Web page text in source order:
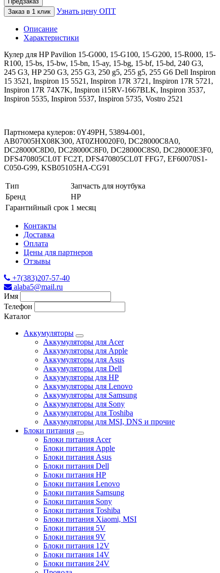
Заказ в 1 клик
Узнать цену ОПТ
Описание
Характеристики
Кулер для HP Pavilion 15-G000, 15-G100, 15-G200, 15-R000, 15-
R100, 15-bs, 15-bw, 15-bn, 15-ay, 15-bg, 15-bf, 15-bd, 240 G3,
245 G3, HP 250 G3, 255 G3, 250 g5, 255 g5, 255 G6 Dell Inspiron
15 3521, Inspiron 15 5521, Inspiron 17R 3721, Inspiron 17R 5721,
Inspiron 17R 74X7K, Inspiron i15RV-1667BLK, Inspiron 3537,
Inspiron 5535, Inspiron 5537, Inspiron 5735, Vostro 2521
Партномера кулеров: 0Y49PH, 53894-001,
AB07005HX08K300, AT0ZH0020F0, DC28000C8A0,
DC28000C8D0, DC28000C8F0, DC28000C8S0, DC28000E3F0,
DFS470805CL0T FC2T, DFS470805CL0T FFG7, EF60070S1-
C050-G99, KSB05105HA-CG91
Тип
Запчасть для ноутбука
Бренд
HP
Гарантийный срок 1 месяц
Контакты
Доставка
Оплата
Цены для партнеров
Отзывы
+7(383)207-57-40
alaba5@mail.ru
Имя
Телефон
Каталог
Аккумуляторы
Аккумуляторы для Acer
Аккумуляторы для Apple
Аккумуляторы для Asus
Аккумуляторы для Dell
Аккумуляторы для HP
Аккумуляторы для Lenovo
Аккумуляторы для Samsung
Аккумуляторы для Sony
Аккумуляторы для Toshiba
Аккумуляторы для MSI, DNS и прочие
Блоки питания
Блоки питания Acer
Блоки питания Apple
Блоки питания Asus
Блоки питания Dell
Блоки питания HP
Блоки питания Lenovo
Блоки питания Samsung
Блоки питания Sony
Блоки питания Toshiba
Блоки питания Xiaomi, MSI
Блоки питания 5V
Блоки питания 9V
Блоки питания 12V
Блоки питания 14V
Блоки питания 24V